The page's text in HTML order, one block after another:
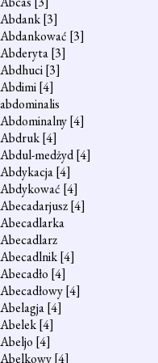
Abdank[3]
Abdankować [3]
Abderyta[3]
Abdhuci[3]
Abdimi[4]
abdominalis
Abdominalny[4]
Abdruk[4]
Abdul-medżyd[4]
Abdykacja[4]
Abdykować [4]
Abecadarjusz[4]
Abecadlarka
Abecadlarz
Abecadlnik[4]
Abecadło [4]
Abecadłowy[4]
Abelagja[4]
Abelek[4]
Abeljo [4]
Abelkowy[4]